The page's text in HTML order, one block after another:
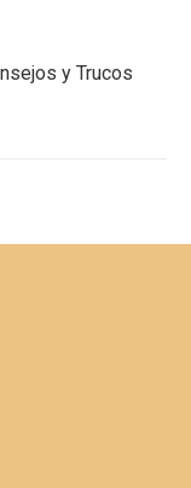
y Trucos